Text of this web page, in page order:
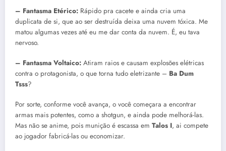
– Fantasma Etérico: Rápido pra cacete e ainda cria uma
duplicata de si, que ao ser destruída deixa uma nuvem tóxica. Me
matou algumas vezes até eu me dar conta da nuvem. É, eu tava
nervoso.
– Fantasma Voltaico: Atiram raios e causam explosões elétricas
contra o protagonista, o que torna tudo eletrizante – Ba Dum
Tsss?
Por sorte, conforme você avança, o você começara a encontrar
armas mais potentes, como a shotgun, e ainda pode melhorá-las.
Mas não se anime, pois munição é escassa em Talos I, ai compete
ao jogador fabricá-las ou economizar.